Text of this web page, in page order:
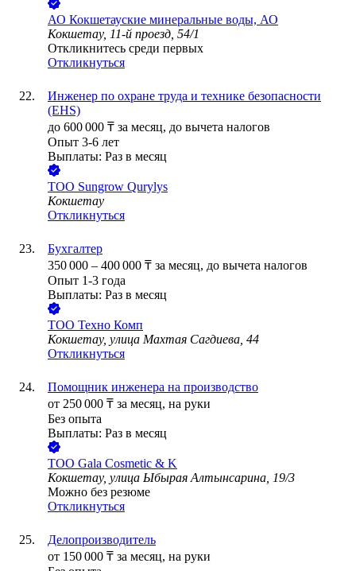
АО Кокшетауские минеральные воды, АО
Кокшетау, 11-й проезд, 54/1
Откликнитесь среди первых
Откликнуться
Инженер по охране труда и технике безопасности
(EHS)
до 600 000 ₸ за месяц, до вычета налогов
Опыт 3-6 лет
Выплаты: Раз в месяц
ТОО Sungrow Qurylys
Кокшетау
Откликнуться
Бухгалтер
350 000 – 400 000 ₸ за месяц, до вычета налогов
Опыт 1-3 года
Выплаты: Раз в месяц
ТОО Техно Комп
Кокшетау, улица Махтая Сагдиева, 44
Откликнуться
Помощник инженера на производство
от 250 000 ₸ за месяц, на руки
Без опыта
Выплаты: Раз в месяц
ТОО Gala Cosmetic & K
Кокшетау, улица Ыбырая Алтынсарина, 19/3
Можно без резюме
Откликнуться
Делопроизводитель
от 150 000 ₸ за месяц, на руки